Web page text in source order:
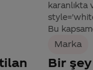
karanlıkta
Bu
Marka
Bir